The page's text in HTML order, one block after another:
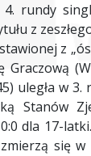
4. rundy
z
z
uległa w
Stanów
dla 17-
się